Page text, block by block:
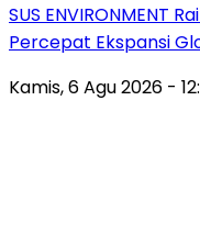
SUS ENVIRONMENT
Percepat Ekspansi
Kamis, 6 Agu 2026 -